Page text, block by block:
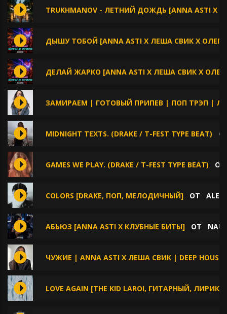
TRUKHMANOV - ЛЕТНИЙ ДОЖДЬ [ANNA ASTI X
ДЫШУ ТОБОЙ [ANNA ASTI X ЛЕША СВИК X
ДЕЛАЙ ЖАРКО [ANNA ASTI X ЛЕША СВИК X
ЗАМИРАЕМ | ГОТОВЫЙ ПРИПЕВ | ПОП ТРЭП |
MIDNIGHT TEXTS. (DRAKE / T-FEST TYPE BEAT)
GAMES WE PLAY. (DRAKE / T-FEST TYPE BEAT)
COLORS [DRAKE, ПОП, МЕЛОДИЧНЫЙ] ОТ ALEX
АБЬЮЗ [ANNA ASTI Х КЛУБНЫЕ БИТЫ] ОТ
ЧУЖИЕ | ANNA ASTI X ЛЕША СВИК | DEEP HOUSE
LOVE AGAIN [THE KID LAROI, ГИТАРНЫЙ,